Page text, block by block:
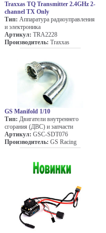
Traxxas TQ Transmitter 2.4GHz 2-
channel TX Only
Тип: Аппаратура радиоуправления
и электроника
Артикул: TRA2228
Производитель: Traxxas
GS Manifold 1/10
Тип: Двигатели внутреннего
сгорания (ДВС) и запчасти
Артикул: GSC-SDT076
Производитель: GS Racing